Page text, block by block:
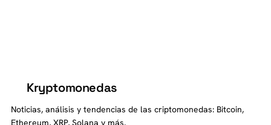
Kryptomonedas
Noticias, análisis y tendencias de las criptomonedas: Bitcoin,
Ethereum, XRP, Solana y más.